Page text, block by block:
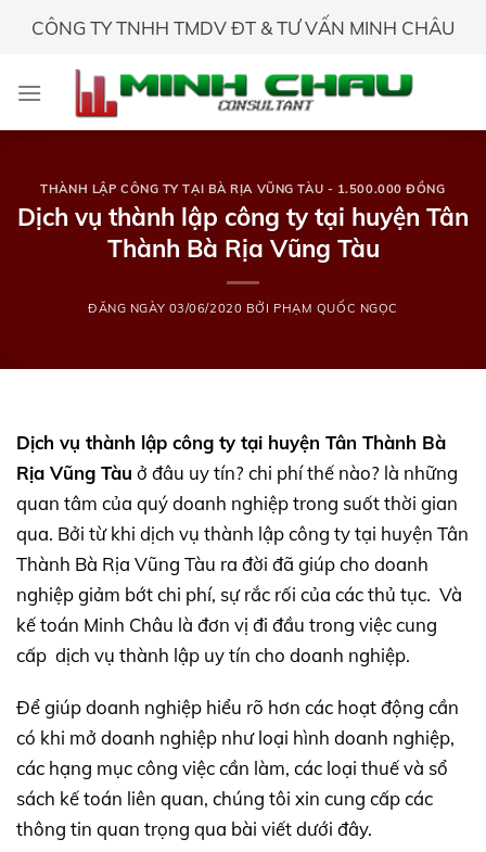
CÔNG TY TNHH TMDV ĐT & TƯ VẤN MINH CHÂU
THÀNH LẬP CÔNG TY TẠI BÀ RỊA VŨNG TÀU - 1.500.000 ĐỒNG
Dịch vụ thành lập công ty tại huyện Tân
Thành Bà Rịa Vũng Tàu
ĐĂNG NGÀY 03/06/2020 BỞI PHẠM QUỐC NGỌC
Dịch vụ thành lập công ty tại huyện Tân Thành Bà
Rịa Vũng Tàu ở đâu uy tín? chi phí thế nào? là những
quan tâm của quý doanh nghiệp trong suốt thời gian
qua. Bởi từ khi dịch vụ thành lập công ty tại huyện Tân
Thành Bà Rịa Vũng Tàu ra đời đã giúp cho doanh
nghiệp giảm bớt chi phí, sự rắc rối của các thủ tục. Và
kế toán Minh Châu là đơn vị đi đầu trong việc cung
cấp dịch vụ thành lập uy tín cho doanh nghiệp.
Để giúp doanh nghiệp hiểu rõ hơn các hoạt động cần
có khi mở doanh nghiệp như loại hình doanh nghiệp,
các hạng mục công việc cần làm, các loại thuế và sổ
sách kế toán liên quan, chúng tôi xin cung cấp các
thông tin quan trọng qua bài viết dưới đây.